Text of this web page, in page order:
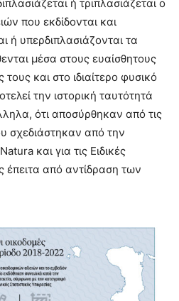
ή τριπλασιάζεται ο
που εκδίδονται και
ή υπερδιπλασιάζονται τα
μέσα στους ευαίσθητους
και στο ιδιαίτερο φυσικό
την ιστορική ταυτότητά
ότι αποσύρθηκαν από τις
σχεδιάστηκαν από την
και για τις Ειδικές
έπειτα από αντίδραση των